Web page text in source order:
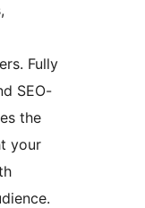
Fully
SEO-
the
your